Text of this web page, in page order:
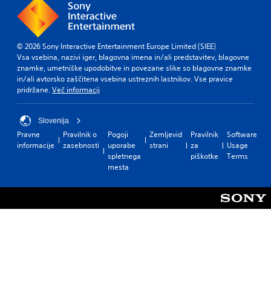
© 2026 Sony Interactive Entertainment Europe Limited (SIEE)
Vsa vsebina, nazivi iger, blagovna imena in/ali predstavitev, blagovne
znamke, umetniške upodobitve in povezane slike so blagovne znamke
in/ali avtorsko zaščitena vsebina ustreznih lastnikov. Vse pravice
pridržane.Več informacij
Slovenija
Pravne
informacije
Pravilnik o
zasebnosti
Pogoji
uporabe
spletnega
mesta
Zemljevid
strani
Pravilnik
za
piškotke
Software
Usage
Terms